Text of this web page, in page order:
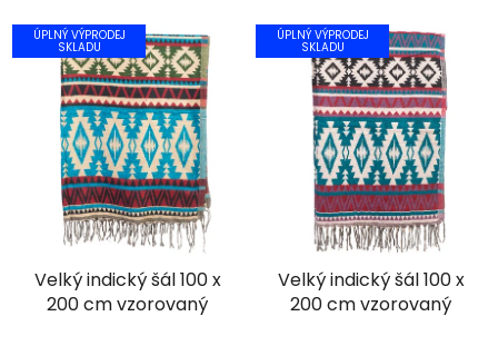
ÚPLNÝ VÝPRODEJ
SKLADU
Velký indický šál 100 x
200 cm vzorovaný
ÚPLNÝ VÝPRODEJ
SKLADU
Velký indický šál 100 x
200 cm vzorovaný